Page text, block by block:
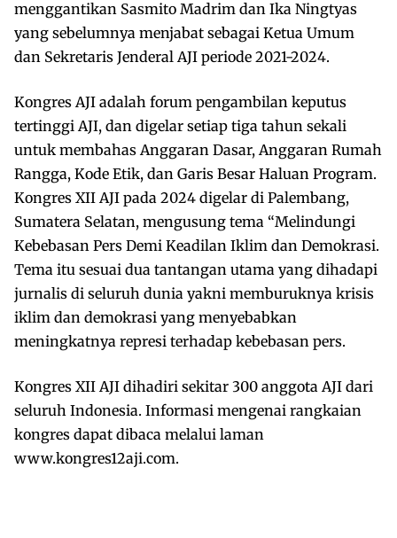
menggantikan Sasmito Madrim dan Ika Ningtyas
yang sebelumnya menjabat sebagai Ketua Umum
dan Sekretaris Jenderal AJI periode 2021-2024.
Kongres AJI adalah forum pengambilan keputus
tertinggi AJI, dan digelar setiap tiga tahun sekali
untuk membahas Anggaran Dasar, Anggaran Rumah
Rangga, Kode Etik, dan Garis Besar Haluan Program.
Kongres XII AJI pada 2024 digelar di Palembang,
Sumatera Selatan, mengusung tema “Melindungi
Kebebasan Pers Demi Keadilan Iklim dan Demokrasi.
Tema itu sesuai dua tantangan utama yang dihadapi
jurnalis di seluruh dunia yakni memburuknya krisis
iklim dan demokrasi yang menyebabkan
meningkatnya represi terhadap kebebasan pers.
Kongres XII AJI dihadiri sekitar 300 anggota AJI dari
seluruh Indonesia. Informasi mengenai rangkaian
kongres dapat dibaca melalui laman
www.kongres12aji.com.